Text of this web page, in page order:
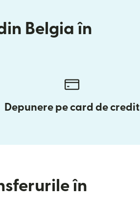
Belgia în
Depunere pe card de credit
în